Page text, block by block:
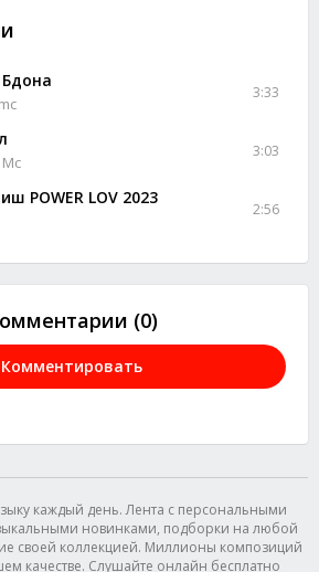
3:33
3:03
POWER LOV 2023
2:56
(0)
Комментировать
каждый день. Лента с персональными
новинками, подборки на любой
своей коллекцией. Миллионы композиций
качестве. Слушайте онлайн бесплатно